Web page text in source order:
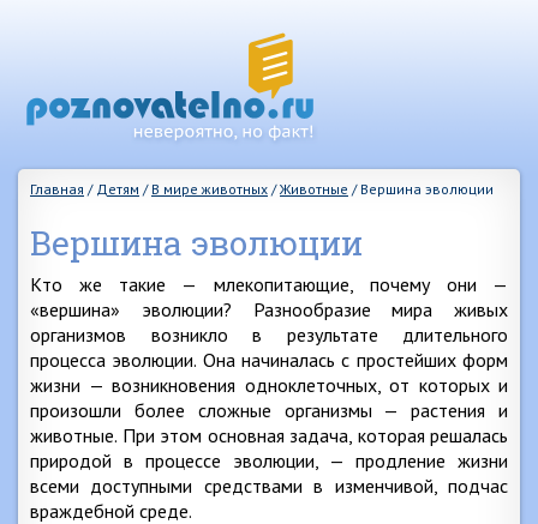
Главная / Детям / В мире животных /Животные / Вершина эволюции
Вершина эволюции
Кто же такие — млекопитающие, почему они —
«вершина» эволюции? Разнообразие мира живых
организмов возникло в результате длительного
процесса эволюции. Она начиналась с простейших форм
жизни — возникновения одноклеточных, от которых и
произошли более сложные организмы — растения и
животные. При этом основная задача, которая решалась
природой в процессе эволюции, — продление жизни
всеми доступными средствами в изменчивой, подчас
враждебной среде.